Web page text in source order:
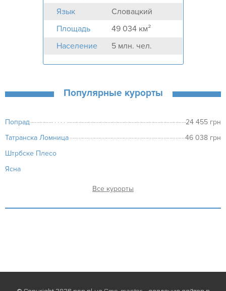
Язык
Словацкий
Площадь
49 034 км²
Население
5 млн. чел.
Популярные курорты
Попрад
24 455 грн
Татранска Ломница
46 038 грн
Штрбске Плесо
Ясна
курорты